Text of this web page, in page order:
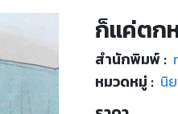
ก็แค่ตก
สำนักพิมพ์ :
หมวดหมู่ : นิ